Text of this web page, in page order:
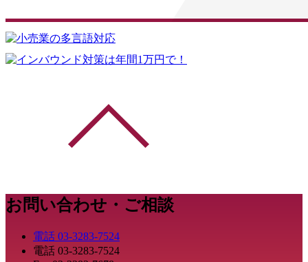
お問い合わせ・ご相談
電話 03-3283-7524
電話 03-3283-7524